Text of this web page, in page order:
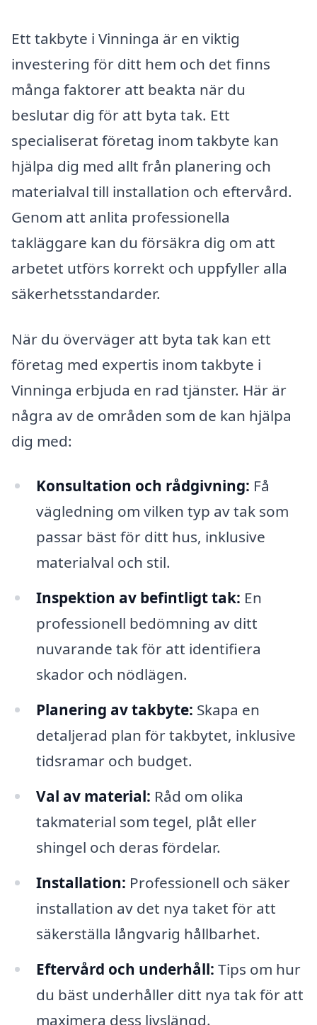
Ett takbyte i Vinninga är en viktig
investering för ditt hem och det finns
många faktorer att beakta när du
beslutar dig för att byta tak. Ett
specialiserat företag inom takbyte kan
hjälpa dig med allt från planering och
materialval till installation och eftervård.
Genom att anlita professionella
takläggare kan du försäkra dig om att
arbetet utförs korrekt och uppfyller alla
säkerhetsstandarder.
När du överväger att byta tak kan ett
företag med expertis inom takbyte i
Vinninga erbjuda en rad tjänster. Här är
några av de områden som de kan hjälpa
dig med:
Konsultation och rådgivning: Få
vägledning om vilken typ av tak som
passar bäst för ditt hus, inklusive
materialval och stil.
Inspektion av befintligt tak: En
professionell bedömning av ditt
nuvarande tak för att identifiera
skador och nödlägen.
Planering av takbyte: Skapa en
detaljerad plan för takbytet, inklusive
tidsramar och budget.
Val av material: Råd om olika
takmaterial som tegel, plåt eller
shingel och deras fördelar.
Installation: Professionell och säker
installation av det nya taket för att
säkerställa långvarig hållbarhet.
Eftervård och underhåll: Tips om hur
du bäst underhåller ditt nya tak för att
maximera dess livslängd.